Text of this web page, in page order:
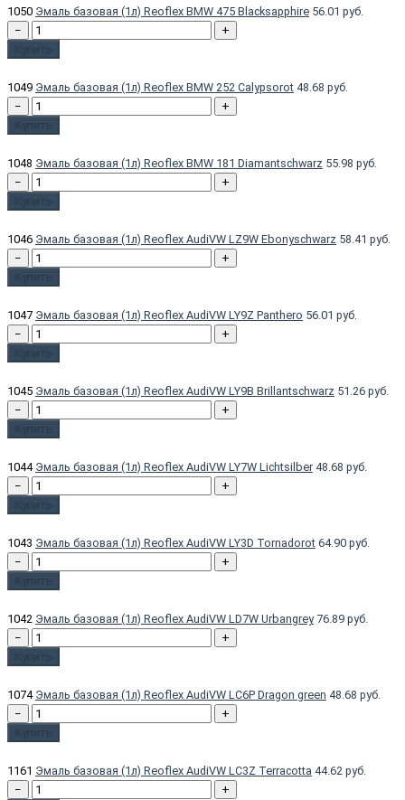
1050 Эмаль базовая (1л) Reoflex BMW 475 Blacksapphire 56.01 руб.
−
+
Купить
1049 Эмаль базовая (1л) Reoflex BMW 252 Calypsorot 48.68 руб.
−
+
Купить
1048 Эмаль базовая (1л) Reoflex BMW 181 Diamantschwarz 55.98 руб.
−
+
Купить
1046 Эмаль базовая (1л) Reoflex AudiVW LZ9W Ebonyschwarz 58.41 руб.
−
+
Купить
1047 Эмаль базовая (1л) Reoflex AudiVW LY9Z Panthero 56.01 руб.
−
+
Купить
1045 Эмаль базовая (1л) Reoflex AudiVW LY9B Brillantschwarz 51.26 руб.
−
+
Купить
1044 Эмаль базовая (1л) Reoflex AudiVW LY7W Lichtsilber 48.68 руб.
−
+
Купить
1043 Эмаль базовая (1л) Reoflex AudiVW LY3D Tornadorot 64.90 руб.
−
+
Купить
1042 Эмаль базовая (1л) Reoflex AudiVW LD7W Urbangrey 76.89 руб.
−
+
Купить
1074 Эмаль базовая (1л) Reoflex AudiVW LC6P Dragon green 48.68 руб.
−
+
Купить
1161 Эмаль базовая (1л) Reoflex AudiVW LC3Z Terracotta 44.62 руб.
−
+